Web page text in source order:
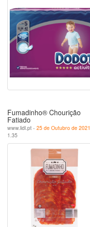
Fumadinho® Chourição
Fatiado
www.lidl.pt - 25 de Outubro de 2021
1.35